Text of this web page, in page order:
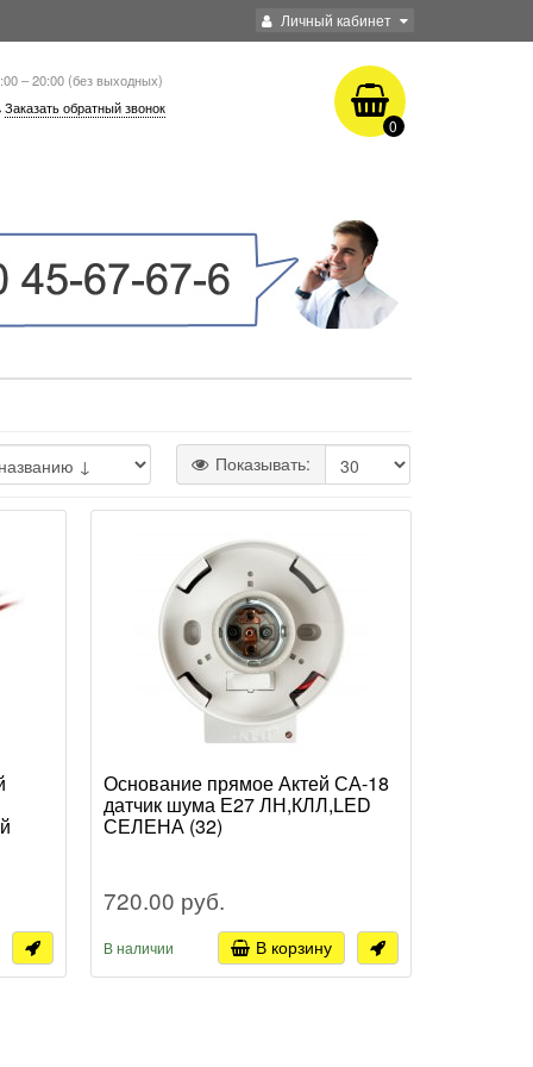
Личный кабинет
– 20:00 (без выходных)
Заказать обратный звонок
0
Показывать:
Основание прямое Актей СА-18
датчик шума Е27 ЛН,КЛЛ,LED
СЕЛЕНА (32)
720.00 руб.
В наличии В корзину